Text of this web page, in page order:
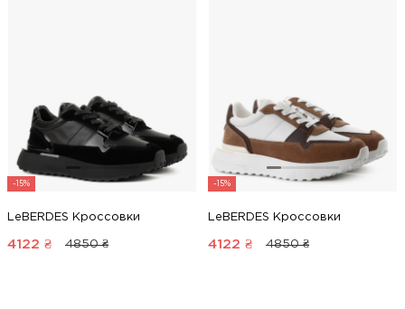
-15%
LeBERDES Кроссовки
4122 ₴ 4850 ₴
-15%
LeBERDES Кроссовки
4122 ₴ 4850 ₴